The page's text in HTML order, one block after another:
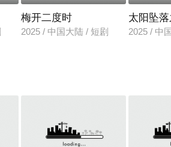
梅开二度时
2025 / 中国大陆 / 短剧
太阳坠
2025 / 中